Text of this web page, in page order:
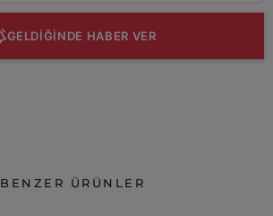
GELDİĞİNDE HABER VER
BENZER ÜRÜNLER